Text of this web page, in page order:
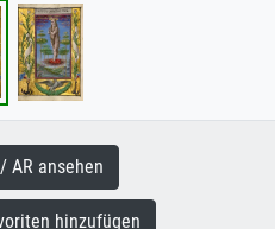
AR ansehen
hinzufügen